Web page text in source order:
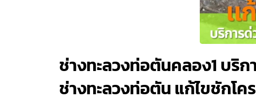
ช่างทะลวงท่อตันคลอง1 บริ
ช่างทะลวงท่อตัน แก้ไขชักโค